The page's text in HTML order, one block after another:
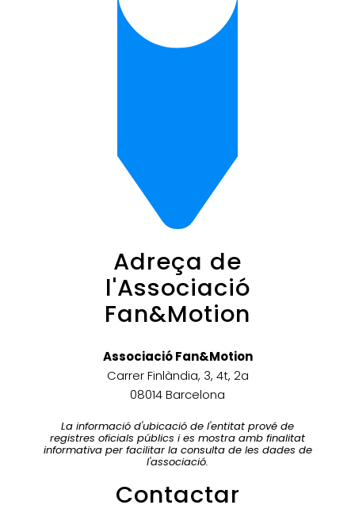
Adreça de
l'Associació
Fan&Motion
Associació Fan&Motion
Carrer Finlàndia, 3, 4t, 2a
08014 Barcelona
La informació d'ubicació de l'entitat prové de
registres oficials públics i es mostra amb finalitat
informativa per facilitar la consulta de les dades de
l'associació.
Contactar